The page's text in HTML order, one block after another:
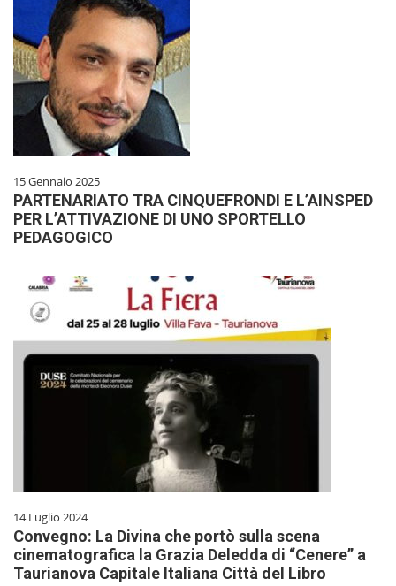
15 Gennaio 2025
PARTENARIATO TRA CINQUEFRONDI E L’AINSPED
PER L’ATTIVAZIONE DI UNO SPORTELLO
PEDAGOGICO
14 Luglio 2024
Convegno: La Divina che portò sulla scena
cinematografica la Grazia Deledda di “Cenere” a
Taurianova Capitale Italiana Città del Libro